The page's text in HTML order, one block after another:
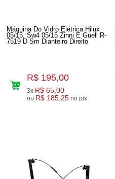
Máquina Do Vidro Elétrica Hilux
05/15, Sw4 05/15 Zinni E Guell R-
7519 D Sm Dianteiro Direito
R$ 195,00
3x R$ 65,00
ou R$ 185,25 no pix